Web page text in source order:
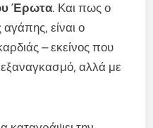
Έρωτα. Και πως ο
είναι ο
– εκείνος που
αλλά με